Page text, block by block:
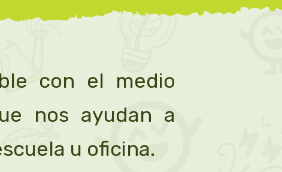
con el medio
nos ayudan a
u oficina.